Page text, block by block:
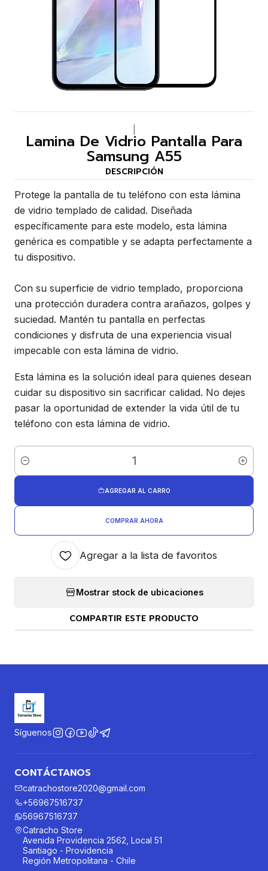
Lamina De Vidrio Pantalla Para
Samsung A55
DESCRIPCIÓN
Protege la pantalla de tu teléfono con esta lámina
de vidrio templado de calidad. Diseñada
específicamente para este modelo, esta lámina
genérica es compatible y se adapta perfectamente a
tu dispositivo.
Con su superficie de vidrio templado, proporciona
una protección duradera contra arañazos, golpes y
suciedad. Mantén tu pantalla en perfectas
condiciones y disfruta de una experiencia visual
impecable con esta lámina de vidrio.
Esta lámina es la solución ideal para quienes desean
cuidar su dispositivo sin sacrificar calidad. No dejes
pasar la oportunidad de extender la vida útil de tu
teléfono con esta lámina de vidrio.
Cantidad
AGREGAR AL CARRO
COMPRAR AHORA
Agregar a la lista de favoritos
Mostrar stock de ubicaciones
COMPARTIR ESTE PRODUCTO
Síguenos
CONTÁCTANOS
catrachostore2020@gmail.com
+56967516737
56967516737
Catracho Store
Avenida Providencia 2562, Local 51
Santiago - Providencia
Región Metropolitana - Chile